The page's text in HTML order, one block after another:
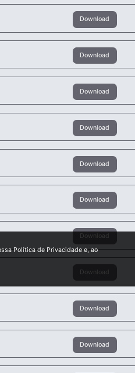
Download
Download
Download
Download
Download
Download
Download
Download
Download
Download
Política de Privacidade e, ao